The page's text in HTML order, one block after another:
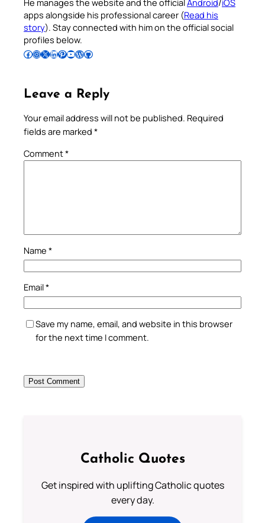
apps alongside his professional career (Read his
story). Stay connected with him on the official social
profiles below.
Follow Pradeep on Facebook Follow Pradeep on InstagramFollow Pradeep on X Follow Pradeep on LinkedIn Follow Pradeep on Pinterest Subscribe to Pradeep’s Youtube Channel Follow Pradeep on WordPress Follow Pradeep on GitHub
Leave a Reply
Your email address will not be published. Required
fields are marked *
Comment*
Name *
Email*
Save my name, email, and website in this browser
for the next time I comment.
Catholic Quotes
Get inspired with uplifting Catholic quotes
every day.